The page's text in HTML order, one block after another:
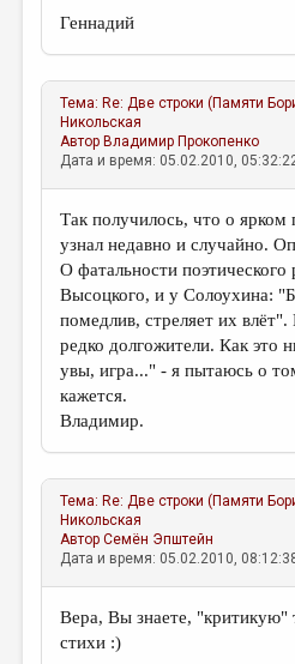
Геннадий
Тема: Re: Две строки (Памяти
Никольская
Автор Владимир Прокопенко
Дата и время: 05.02.2010,
Так получилось, что о
узнал недавно и случайно.
О фатальности поэтического
Высоцкого, и у Солоухина:
помедлив, стреляет их
редко долгожители. Как это
увы, игра..." - я пытаюсь о
кажется.
Владимир.
Тема: Re: Две строки (Памяти
Никольская
АвторСемён Эпштейн
Дата и время: 05.02.2010,
Вера, Вы знаете, "критикую"
стихи :)